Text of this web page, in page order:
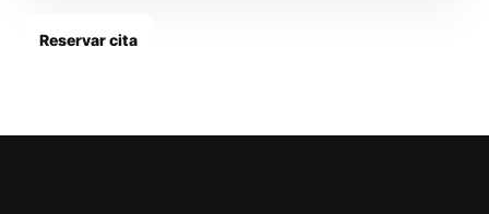
Reservar cita